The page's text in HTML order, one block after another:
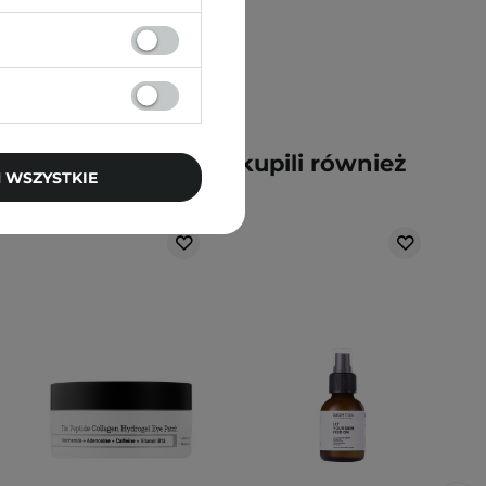
kupili ten produkt, kupili również